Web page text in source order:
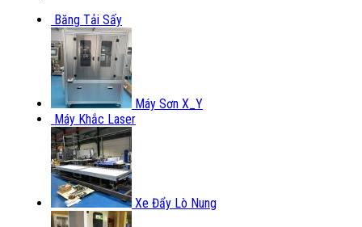
Băng Tải Sấy
Máy Sơn X_Y
Máy Khắc Laser
Xe Đẩy Lò Nung